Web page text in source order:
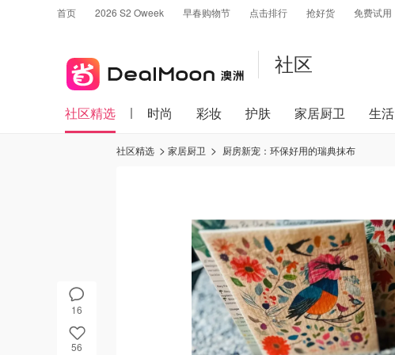
首页 2026 S2 Oweek 早春购物节 点击排行 抢好货 免费试用
社区
社区精选 时尚 彩妆 护肤 家居厨卫 生活
16
56
社区精选 家居厨卫 厨房新宠：环保好用的瑞典抹布